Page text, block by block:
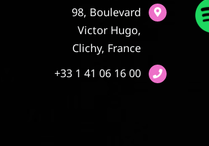
98, Boulevard
Victor Hugo,
Clichy, France
+33 1 41 06 16 00